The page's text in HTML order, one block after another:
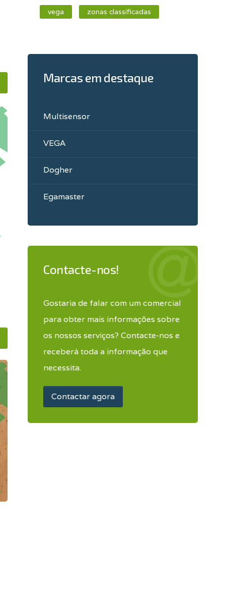
vega zonas classificadas
Marcas em destaque
Multisensor
VEGA
Dogher
Egamaster
Contacte-nos!
Gostaria de falar com um comercial
para obter mais informações sobre
os nossos serviços? Contacte-nos e
receberá toda a informação que
necessita.
Contactar agora